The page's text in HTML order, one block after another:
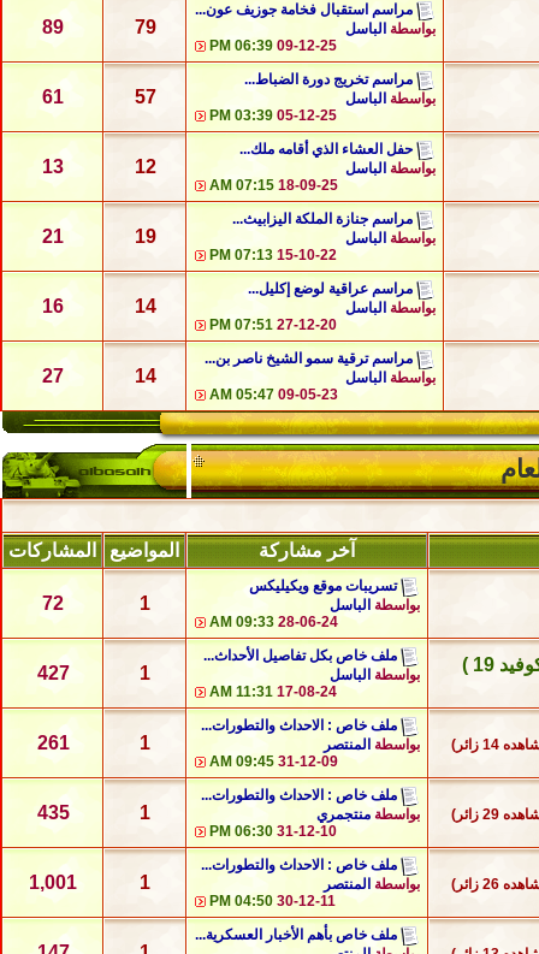
مراسم استقبال فخامة جوزيف عون...
بواسطة الباسل
09-12-25
06:39 PM
79
89
مراسم تخريج دورة الضباط...
بواسطة الباسل
05-12-25
03:39 PM
57
61
حفل العشاء الذي أقامه ملك...
بواسطة الباسل
18-09-25
07:15 AM
12
13
مراسم جنازة الملكة اليزابيث...
بواسطة الباسل
15-10-22
07:13 PM
19
21
مراسم عراقية لوضع إكليل...
بواسطة الباسل
27-12-20
07:51 PM
14
16
مراسم ترقية سمو الشيخ ناصر بن...
بواسطة الباسل
09-05-23
05:47 AM
14
27
آخر مشاركة المواضيع المشاركات
تسريبات موقع ويكيليكس
بواسطة الباسل
28-06-24
09:33 AM
1
72
19 )
ملف خاص بكل تفاصيل الأحداث...
بواسطة الباسل
17-08-24
11:31 AM
1
427
14 زائر)
ملف خاص : الاحداث والتطورات...
بواسطة المنتصر
31-12-09
09:45 AM
1
261
29 زائر)
ملف خاص : الاحداث والتطورات...
بواسطة منتجمري
31-12-10
06:30 PM
1
435
26 زائر)
ملف خاص : الاحداث والتطورات...
بواسطة المنتصر
30-12-11
04:50 PM
1
1,001
ملف خاص بأهم الأخبار العسكرية...